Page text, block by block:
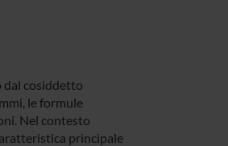
dal cosiddetto
le formule
Nel contesto
principale